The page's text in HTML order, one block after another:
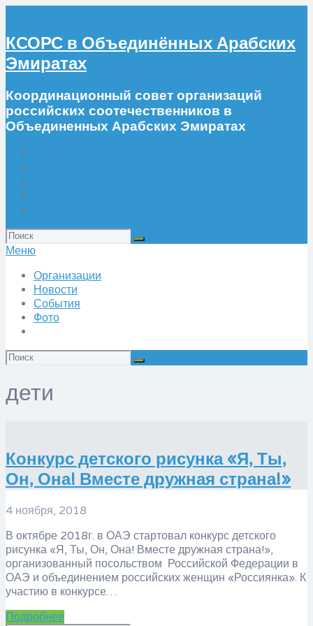
КСОРС в Объединённых Арабских
Эмиратах
Координационный совет организаций
российских соотечественников в
Объединенных Арабских Эмиратах
Искать:
Меню
Организации
Новости
События
Фото
Искать:
дети
Конкурс детского рисунка «Я, Ты,
Он, Она! Вместе дружная страна!»
4 ноября, 2018
В октябре 2018г. в ОАЭ стартовал конкурс детского
рисунка «Я, Ты, Он, Она! Вместе дружная страна!»,
организованный посольством Российской Федерации в
ОАЭ и объединением российских женщин «Россиянка». К
участию в конкурсе…
Подробнее